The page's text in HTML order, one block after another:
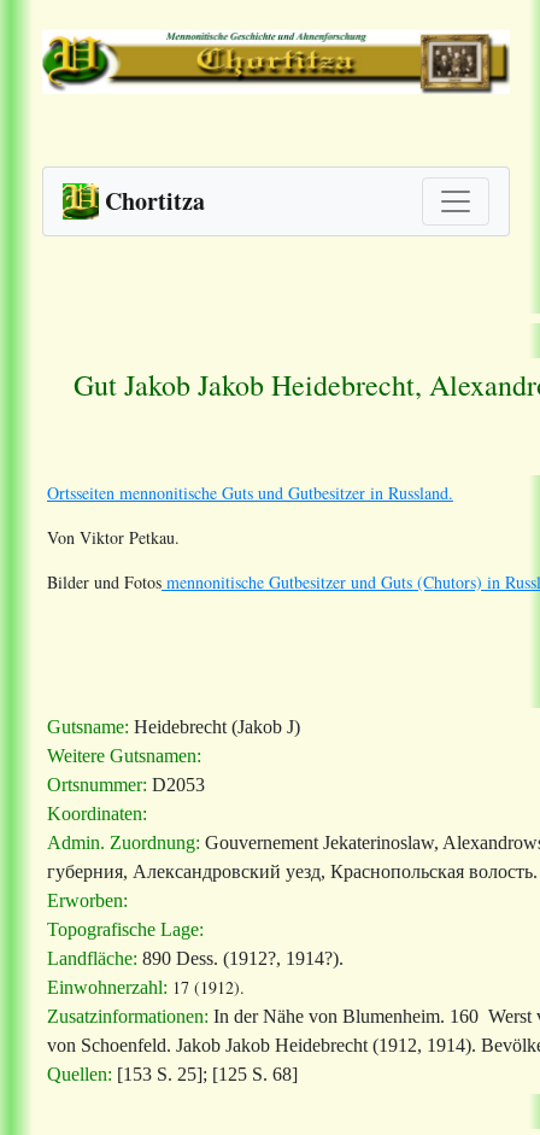
Chortitza
Gut Jakob Jakob Heidebrecht,
Ortsseiten mennonitische Guts und Gutbesitzer in Russland.
Von Viktor Petkau.
Bilder und Fotos mennonitische Gutbesitzer und Guts (Chutors) in
Gutsname: Heidebrecht (Jakob J)
Weitere Gutsnamen:
Ortsnummer: D2053
Koordinaten:
Admin. Zuordnung: Gouvernement Jekaterinoslaw,
губерния, Александровский уезд, Краснопольская волость.
Erworben:
Topografische Lage:
Landfläche: 890 Dess. (1912?, 1914?).
Einwohnerzahl: 17 (1912).
Zusatzinformationen: In der Nähe von Blumenheim. 160
von Schoenfeld. Jakob Jakob Heidebrecht (1912, 1914).
Quellen: [153 S. 25]; [125 S. 68]